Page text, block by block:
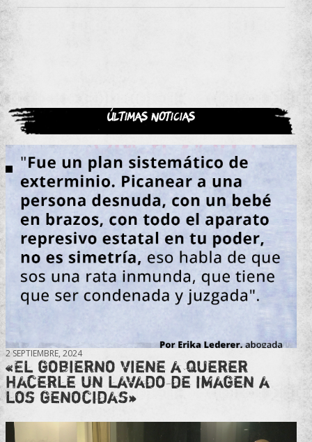
Últimas noticias
2 SEPTIEMBRE, 2024
«El gobierno viene a querer
hacerle un lavado de imagen a
los genocidas»